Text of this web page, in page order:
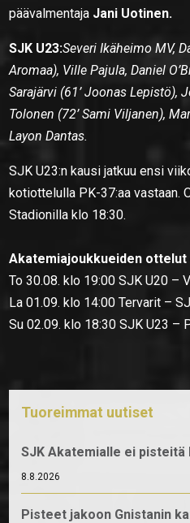
päävalmentaja Jani Uotinen.
SJK U23:Severi Ikäheimo MV,
Aromaa), Ville Pajula, Daniel
Sarajärvi (61’ Joonas Lepistö),
Tolonen (72’ Sami Viljanen),
Layon Dantas.
SJK U23:n kausi jatkuu ensi
kotiottelulla PK-37:aa vastaan.
Stadionilla klo 18:30.
Akatemiajoukkueiden ottelut
To 30.08. klo 19:00 SJK U20 –
La 01.09. klo 14:00 Tervarit –
Su 02.09. klo 18:30 SJK U23 –
Tuoreimmat uutiset
SJK Akatemialle ei
8.8.2026
Pisteet jakoon Gnistanin